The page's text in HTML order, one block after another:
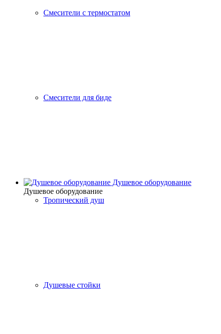
Смесители с термостатом
Смесители для биде
Душевое оборудование
Душевое оборудование
Тропический душ
Душевые стойки